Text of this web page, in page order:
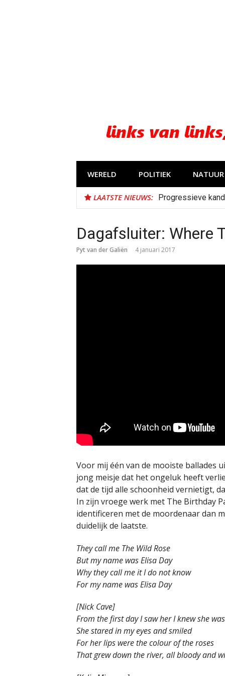
WERELD POLITIEK
LAATSTE NIEUWS: Progressieve
Dagafsluiter: Where
Pyt van der Galiën 4 januari 2017
Voor mij één van de mooiste ballades
jong meisje dat het ongeluk heeft
datde tijd alle schoonheid vernietigt,
In zijn vroege werk met The Birthday
identificeren met de moordenaar dan
duidelijk de laatste.
They call me The Wild Rose
But my name was Elisa Day
Why they call me it I do not know
For my name was Elisa Day
[Nick Cave]
From the first day I saw her I knew she
She stared in my eyes and smiled
For her lips were the colour of the roses
That grew down the river, all bloody and